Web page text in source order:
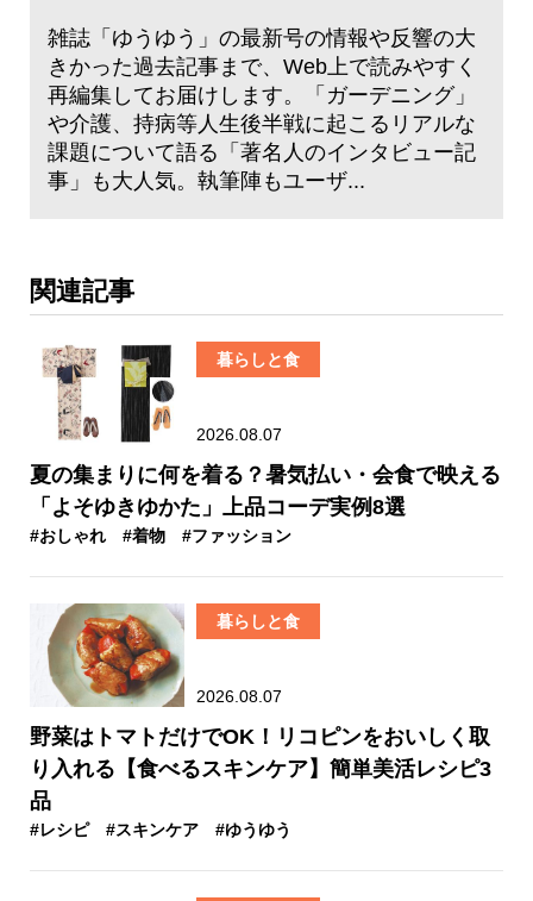
雑誌「ゆうゆう」の最新号の情報や反響の大
きかった過去記事まで、Web上で読みやすく
再編集してお届けします。「ガーデニング」
や介護、持病等人生後半戦に起こるリアルな
課題について語る「著名人のインタビュー記
事」も大人気。執筆陣もユーザ...
関連記事
暮らしと食
2026.08.07
夏の集まりに何を着る？暑気払い・会食で映える
「よそゆきゆかた」上品コーデ実例8選
#おしゃれ #着物 #ファッション
暮らしと食
2026.08.07
野菜はトマトだけでOK！リコピンをおいしく取
り入れる【食べるスキンケア】簡単美活レシピ3
品
#レシピ #スキンケア #ゆうゆう